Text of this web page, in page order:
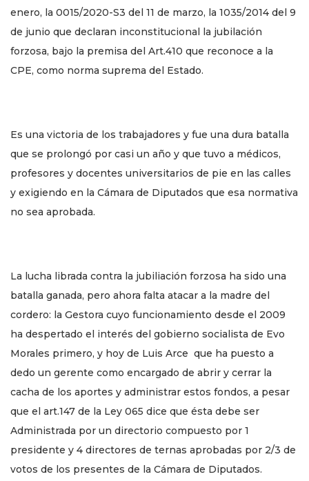
enero, la 0015/2020-S3 del 11 de marzo, la 1035/2014 del 9
de junio que declaran inconstitucional la jubilación
forzosa, bajo la premisa del Art.410 que reconoce a la
CPE, como norma suprema del Estado.
Es una victoria de los trabajadores y fue una dura batalla
que se prolongó por casi un año y que tuvo a médicos,
profesores y docentes universitarios de pie en las calles
y exigiendo en la Cámara de Diputados que esa normativa
no sea aprobada.
La lucha librada contra la jubiliación forzosa ha sido una
batalla ganada, pero ahora falta atacar a la madre del
cordero: la Gestora cuyo funcionamiento desde el 2009
ha despertado el interés del gobierno socialista de Evo
Morales primero, y hoy de Luis Arce que ha puesto a
dedo un gerente como encargado de abrir y cerrar la
cacha de los aportes y administrar estos fondos, a pesar
que el art.147 de la Ley 065 dice que ésta debe ser
Administrada por un directorio compuesto por 1
presidente y 4 directores de ternas aprobadas por 2/3 de
votos de los presentes de la Cámara de Diputados.